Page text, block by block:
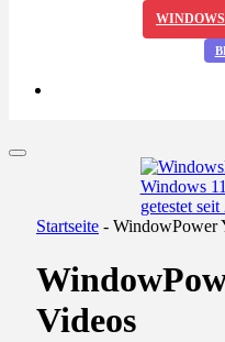
Startseite - WindowPower
Videos